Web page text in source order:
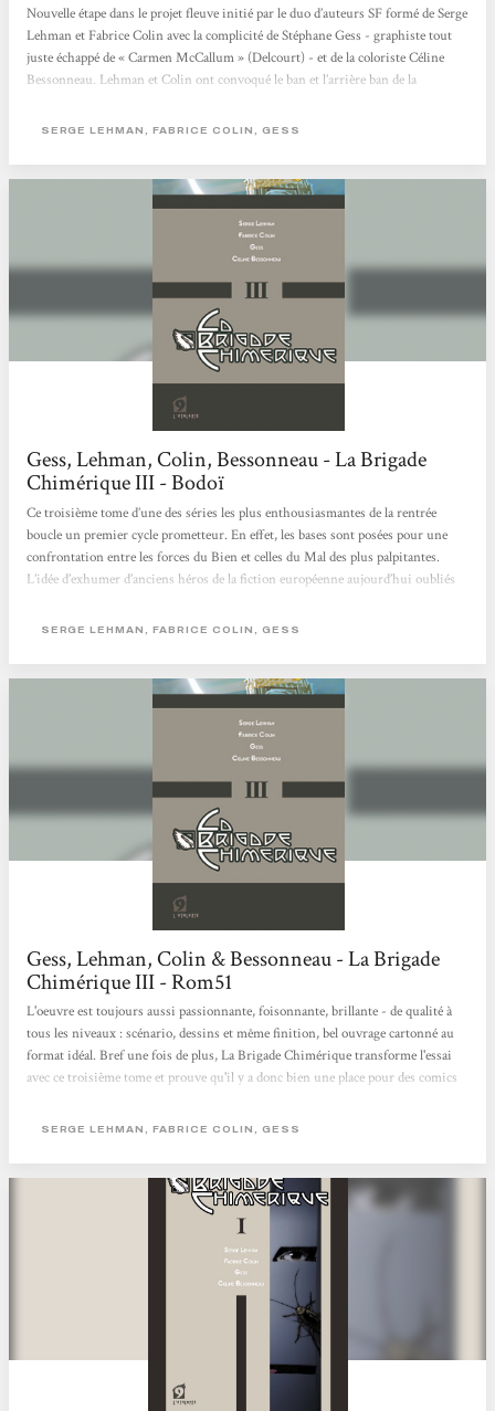
Nouvelle étape dans le projet fleuve initié par le duo d’auteurs SF formé de Serge
Lehman et Fabrice Colin avec la complicité de Stéphane Gess - graphiste tout
juste échappé de « Carmen McCallum » (Delcourt) - et de la coloriste Céline
Bessonneau. Lehman et Colin ont convoqué le ban et l’arrière ban de la
extrêmement référencé mais jamais empesé, sous une forme empruntant tant
SERGE LEHMAN, FABRICE COLIN, GESS
Gess, Lehman, Colin, Bessonneau - La Brigade
Chimérique III - Bodoï
Ce troisième tome d’une des séries les plus enthousiasmantes de la rentrée
boucle un premier cycle prometteur. En effet, les bases sont posées pour une
confrontation entre les forces du Bien et celles du Mal des plus palpitantes.
L’idée d’exhumer d’anciens héros de la fiction européenne aujourd’hui oubliés
envier à celle développée par la bande dessinée américaine. Et mélanger ces
SERGE LEHMAN, FABRICE COLIN, GESS
Gess, Lehman, Colin & Bessonneau - La Brigade
Chimérique III - Rom51
L'oeuvre est toujours aussi passionnante, foisonnante, brillante - de qualité à
tous les niveaux : scénario, dessins et même finition, bel ouvrage cartonné au
format idéal. Bref une fois de plus, La Brigade Chimérique transforme l'essai
avec ce troisième tome et prouve qu'il y a donc bien une place pour des comics
à cette BD aux USA, si elle devait un jour être traduite dans la langue de Stan
développement...
SERGE LEHMAN, FABRICE COLIN, GESS